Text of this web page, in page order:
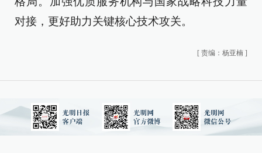
对接，更好助力关键核心技术攻关。
[ 责编：杨亚楠 ]